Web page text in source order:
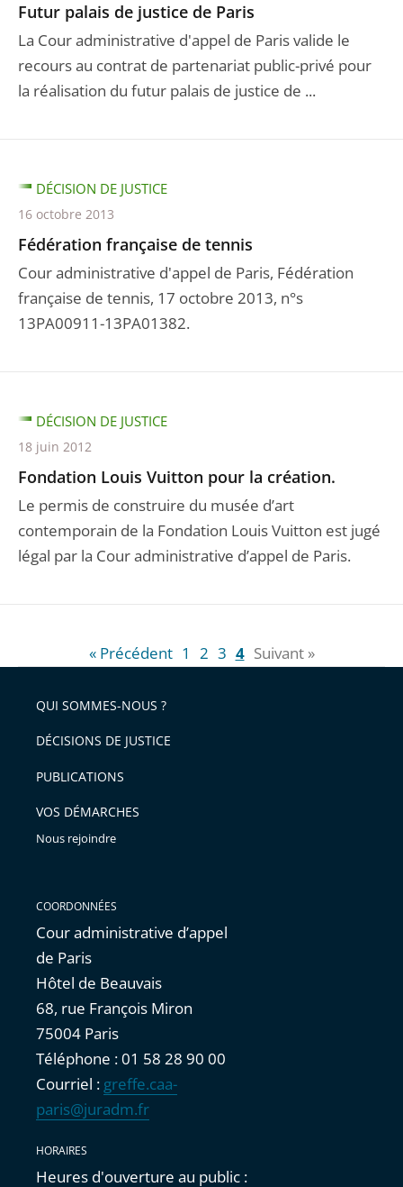
Futur palais de justice de Paris
La Cour administrative d'appel de Paris valide le
recours au contrat de partenariat public-privé pour
la réalisation du futur palais de justice de ...
Fédération française de tennis
Cour administrative d'appel de Paris, Fédération
française de tennis, 17 octobre 2013, n°s
13PA00911-13PA01382.
DÉCISION DE JUSTICE
16 octobre 2013
Fondation Louis Vuitton pour la création.
Le permis de construire du musée d’art
contemporain de la Fondation Louis Vuitton est jugé
légal par la Cour administrative d’appel de Paris.
DÉCISION DE JUSTICE
18 juin 2012
« Précédent 1 2 3 4 Suivant »
QUI SOMMES-NOUS ?
DÉCISIONS DE JUSTICE
PUBLICATIONS
VOS DÉMARCHES
Nous rejoindre
COORDONNÉES
Cour administrative d’appel
de Paris
Hôtel de Beauvais
68, rue François Miron
75004 Paris
Téléphone : 01 58 28 90 00
Courriel : greffe.caa-
paris@juradm.fr
HORAIRES
Heures d'ouverture au public :